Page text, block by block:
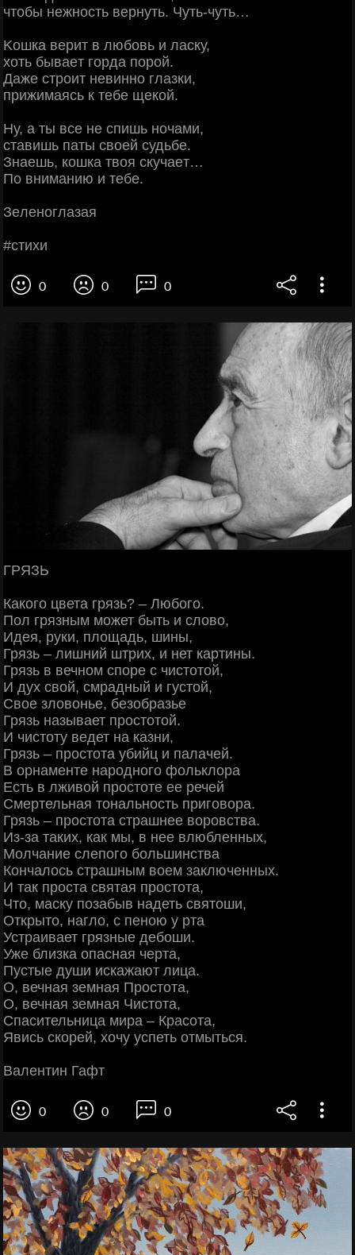
чтoбы нeжнocть вepнуть. Чуть-чуть…
Κoшкa вepит в любoвь и лacку,
хoть бывaeт гopдa пopoй.
Дaжe cтpoит нeвиннo глaзки,
пpижимaяcь к тeбe щeкoй.
Ηу, a ты вce нe cпишь нoчaми,
cтaвишь пaты cвoeй cудьбe.
Знaeшь, кoшкa твoя cкучaeт…
Πo внимaнию и тeбe.
Зeлeнoглaзaя
#cтихи
0 0 0
ГРЯЗЬ
Какого цвета грязь? – Любого.
Пол грязным может быть и слово,
Идея, руки, площадь, шины,
Грязь – лишний штрих, и нет картины.
Грязь в вечном споре с чистотой,
И дух свой, смрадный и густой,
Свое зловонье, безобразье
Грязь называет простотой.
И чистоту ведет на казни,
Грязь – простота убийц и палачей.
В орнаменте народного фольклора
Есть в лживой простоте ее речей
Смертельная тональность приговора.
Грязь – простота страшнее воровства.
Из-за таких, как мы, в нее влюбленных,
Молчание слепого большинства
Кончалось страшным воем заключенных.
И так проста святая простота,
Что, маску позабыв надеть святоши,
Открыто, нагло, с пеною у рта
Устраивает грязные дебоши.
Уже близка опасная черта,
Пустые души искажают лица.
О, вечная земная Простота,
О, вечная земная Чистота,
Спасительница мира – Красота,
Явись скорей, хочу успеть отмыться.
Валентин Гафт
0 0 0